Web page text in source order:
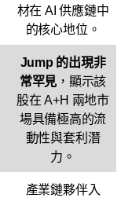
材在 AI 供應鏈中
的核心地位。
Jump 的出現非
常罕見 ，顯示該
股在 A+H 兩地市
場具備極高的流
動性與套利潛
力。
產業鏈夥伴入